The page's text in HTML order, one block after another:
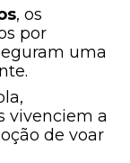
, os
por
uma
vivenciem a
de voar